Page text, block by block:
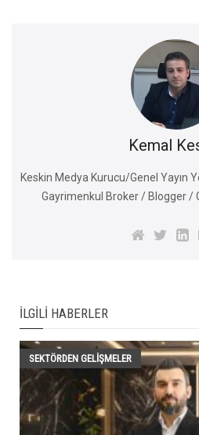
Kemal
Keskin Medya Kurucu/Genel Yayın
Gayrimenkul Broker / Blogger /
İLGILI HABERLER
SEKTÖRDEN GELIŞMELER